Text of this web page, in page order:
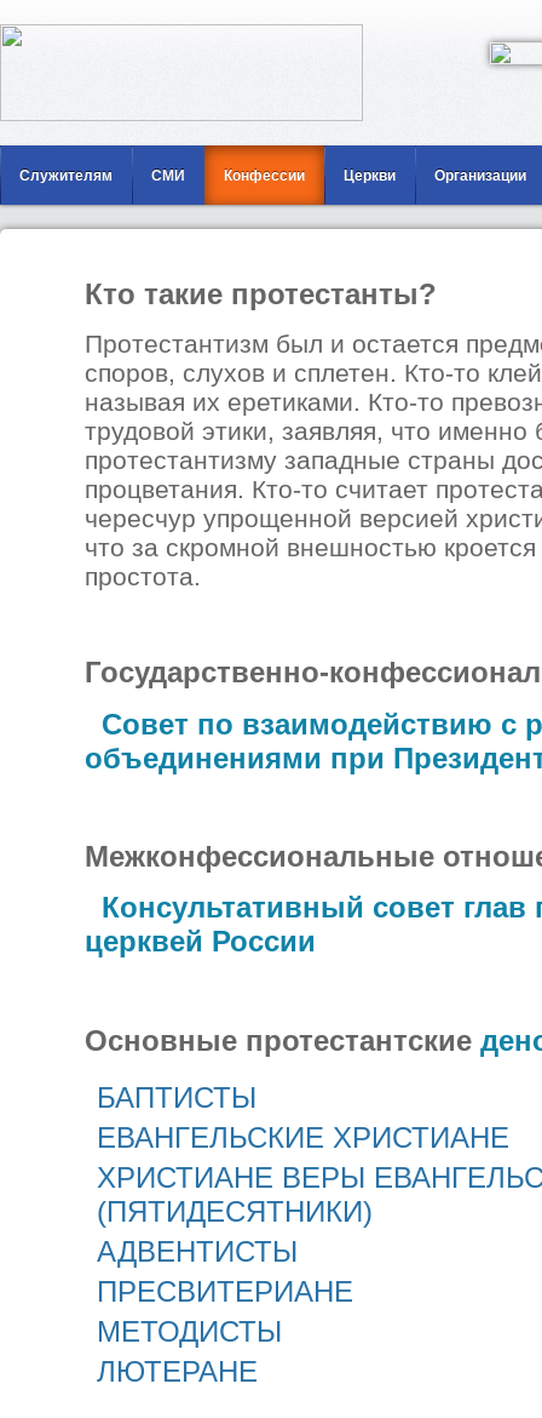
Служителям СМИ Конфессии Церкви Организации
Кто такие протестанты?
Протестантизм был и остается
споров, слухов и сплетен. Кто-то
называя их еретиками. Кто-то
трудовой этики, заявляя, что именно
протестантизму западные страны
процветания. Кто-то считает
чересчур упрощенной версией
что за скромной внешностью
простота.
Государственно-
Совет по взаимодействию с
объединениями при
Межконфессиональные
Консультативный совет глав
церквей России
Основные протестантские
БАПТИСТЫ
ЕВАНГЕЛЬСКИЕ ХРИСТИАНЕ
ХРИСТИАНЕ ВЕРЫ
(ПЯТИДЕСЯТНИКИ)
АДВЕНТИСТЫ
ПРЕСВИТЕРИАНЕ
МЕТОДИСТЫ
ЛЮТЕРАНЕ